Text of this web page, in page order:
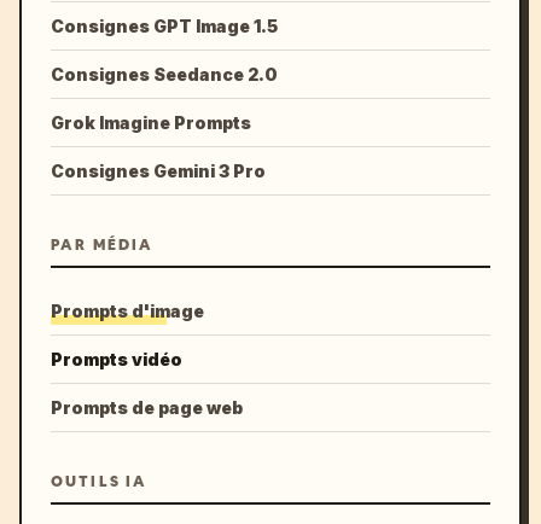
Consignes GPT Image 1.5
Consignes Seedance 2.0
Grok Imagine Prompts
Consignes Gemini 3 Pro
PAR MÉDIA
Prompts d'image
Prompts vidéo
Prompts de page web
OUTILS IA